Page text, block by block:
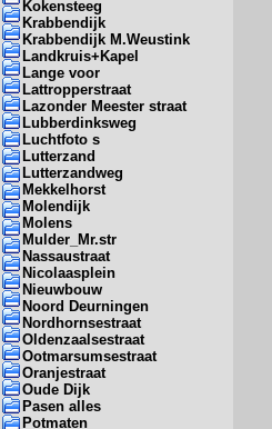
Kokensteeg
Krabbendijk
Krabbendijk M.Weustink
Landkruis+Kapel
Lange voor
Lattropperstraat
Lazonder Meester straat
Lubberdinksweg
Luchtfoto s
Lutterzand
Lutterzandweg
Mekkelhorst
Molendijk
Molens
Mulder_Mr.str
Nassaustraat
Nicolaasplein
Nieuwbouw
Noord Deurningen
Nordhornsestraat
Oldenzaalsestraat
Ootmarsumsestraat
Oranjestraat
Oude Dijk
Pasen alles
Potmaten